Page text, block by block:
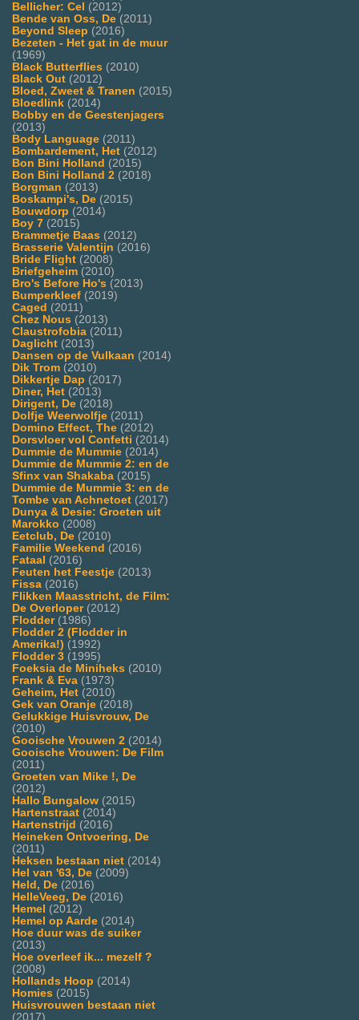
Bellicher: Cel (2012)
Bende van Oss, De (2011)
Beyond Sleep (2016)
Bezeten - Het gat in de muur
(1969)
Black Butterflies (2010)
Black Out (2012)
Bloed, Zweet & Tranen (2015)
Bloedlink (2014)
Bobby en de Geestenjagers
(2013)
Body Language (2011)
Bombardement, Het (2012)
Bon Bini Holland (2015)
Bon Bini Holland 2 (2018)
Borgman (2013)
Boskampi's, De (2015)
Bouwdorp (2014)
Boy 7 (2015)
Brammetje Baas (2012)
Brasserie Valentijn (2016)
Bride Flight (2008)
Briefgeheim (2010)
Bro's Before Ho's (2013)
Bumperkleef (2019)
Caged (2011)
Chez Nous (2013)
Claustrofobia (2011)
Daglicht (2013)
Dansen op de Vulkaan (2014)
Dik Trom (2010)
Dikkertje Dap (2017)
Diner, Het (2013)
Dirigent, De (2018)
Dolfje Weerwolfje (2011)
Domino Effect, The (2012)
Dorsvloer vol Confetti (2014)
Dummie de Mummie (2014)
Dummie de Mummie 2: en de
Sfinx van Shakaba (2015)
Dummie de Mummie 3: en de
Tombe van Achnetoet (2017)
Dunya & Desie: Groeten uit
Marokko (2008)
Eetclub, De (2010)
Familie Weekend (2016)
Fataal (2016)
Feuten het Feestje (2013)
Fissa (2016)
Flikken Maasstricht, de Film:
De Overloper(2012)
Flodder(1986)
Flodder 2 (Flodder in
Amerika!) (1992)
Flodder 3 (1995)
Foeksia de Miniheks (2010)
Frank & Eva (1973)
Geheim, Het (2010)
Gek van Oranje (2018)
Gelukkige Huisvrouw, De
(2010)
Gooische Vrouwen 2 (2014)
Gooische Vrouwen: De Film
(2011)
Groeten van Mike !, De
(2012)
Hallo Bungalow (2015)
Hartenstraat (2014)
Hartenstrijd (2016)
Heineken Ontvoering, De
(2011)
Heksen bestaan niet (2014)
Hel van '63, De (2009)
Held, De (2016)
HelleVeeg, De (2016)
Hemel (2012)
Hemel op Aarde (2014)
Hoe duur was de suiker
(2013)
Hoe overleef ik... mezelf ?
(2008)
Hollands Hoop (2014)
Homies (2015)
Huisvrouwen bestaan niet
(2017)